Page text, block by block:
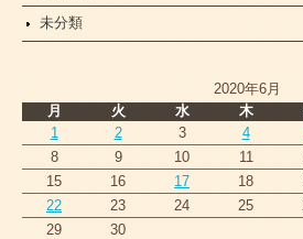
未分類
2020年6月
月
火 水 木
1
2 3 4
8
9 10 11
15
16 17 18
22
23 24 25
29
30